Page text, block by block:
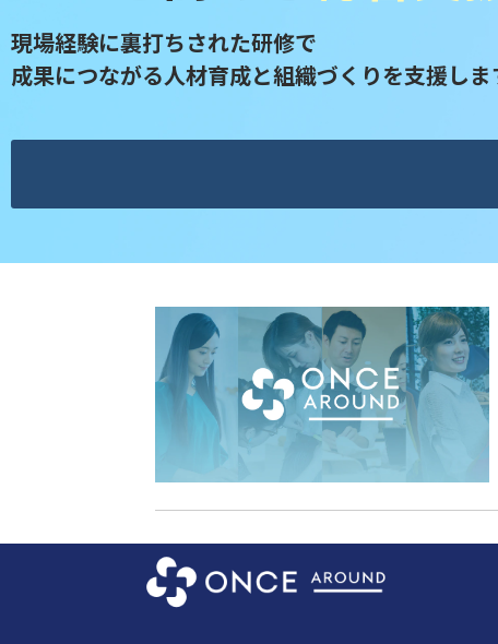
現場経験に裏打ちされた研修で
成果につながる人材育成と組織づくりを支援しま